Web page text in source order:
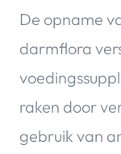
De opname
darmflora
raken door
gebruik van